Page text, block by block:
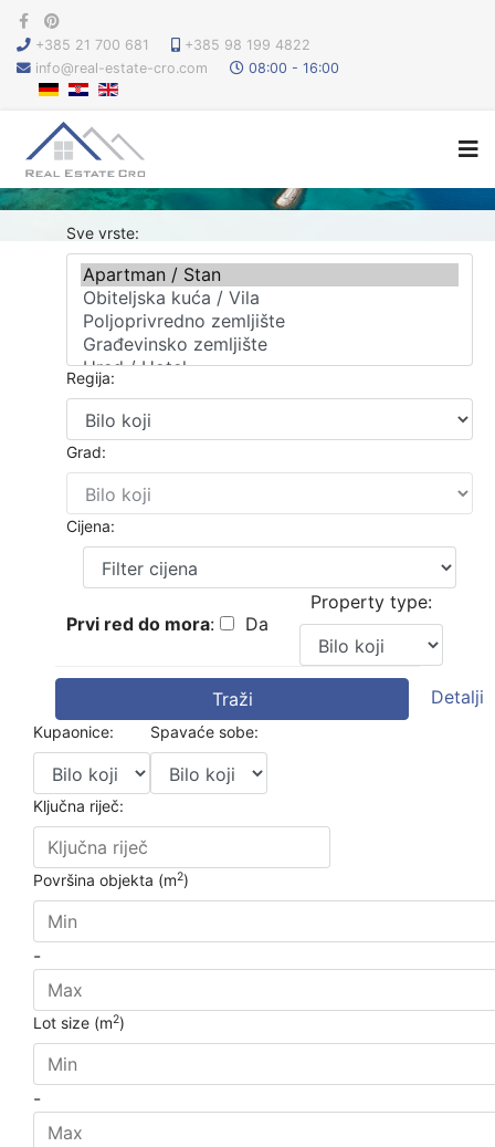
+385 21 700 681
+385 98 199 4822
info@real-estate-cro.com
08:00 - 16:00
Sve vrste:
Regija:
Grad:
Cijena:
Prvi red do mora: Da
Property type:
Traži Detalji
Kupaonice: Spavaće sobe:
Ključna riječ:
Površina objekta (m2)
-
Lot size (m2)
-